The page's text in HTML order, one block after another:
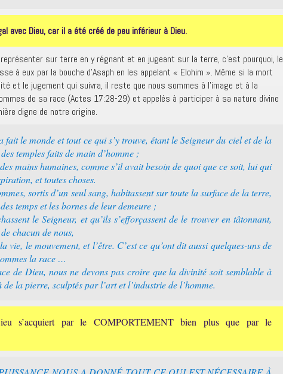
avec Dieu, car il a été créé de peu inférieur à Dieu.
sur terre en y régnant et en jugeant sur la terre, c’est pourquoi, le
à eux par la bouche d’Asaph en les appelant « Elohim ». Même si la mort
et le jugement qui suivra, il reste que nous sommes à l’image et à la
de sa race (Actes 17:28-29) et appelés à participer à sa nature divine
digne de notre origine.
le monde et tout ce qui s’y trouve, étant le Seigneur du ciel et de la
temples faits de main d’homme ;
mains humaines, comme s’il avait besoin de quoi que ce soit, lui qui
et toutes choses.
sortis d’un seul sang, habitassent sur toute la surface de la terre,
temps et les bornes de leur demeure ;
le Seigneur, et qu’ils s’efforçassent de le trouver en tâtonnant,
chacun de nous,
vie, le mouvement, et l’être. C’est ce qu’ont dit aussi quelques-uns de
la race …
de Dieu, nous ne devons pas croire que la divinité soit semblable à
de la pierre, sculptés par l’art et l’industrie de l’homme.
s’acquiert par le COMPORTEMENT bien plus que par le